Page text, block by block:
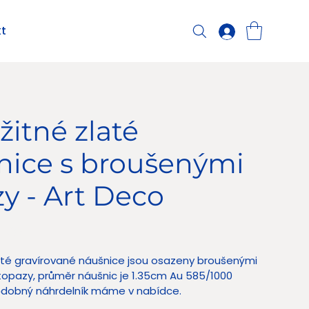
zlaté
s broušenými
- Art Deco
gravírované náušnice jsou osazeny broušenými
průměr náušnic je 1.35cm Au 585/1000
náhrdelník máme v nabídce.